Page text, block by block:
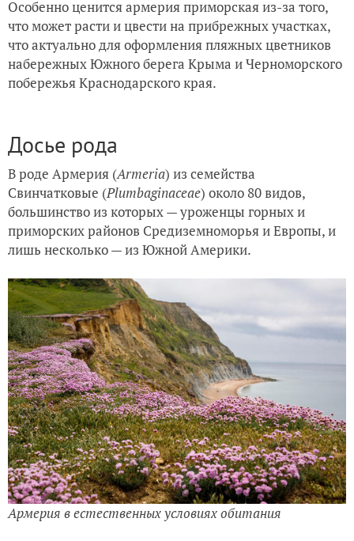
Особенно ценится армерия приморская из-за того,
что может расти и цвести на прибрежных участках,
что актуально для оформления пляжных цветников
набережных Южного берега Крыма и Черноморского
побережья Краснодарского края.
Досье рода
В роде Армерия (Armeria) из семейства
Свинчатковые (Plumbaginaceae) около 80 видов,
большинство из которых — уроженцы горных и
приморских районов Средиземноморья и Европы, и
лишь несколько — из Южной Америки.
Армерия в естественных условиях обитания